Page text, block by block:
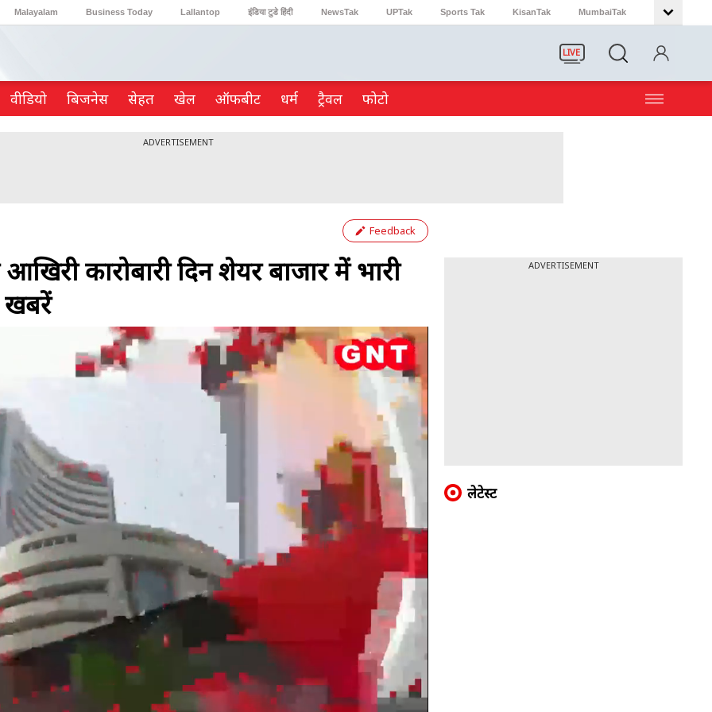
Malayalam Business Today Lallantop इंडिया टुडे हिंदी NewsTak UPTak Sports Tak KisanTak MumbaiTak
LIVE
वीडियो ब‍िजनेस सेहत खेल ऑफबीट धर्म ट्रैवल फोटो
ADVERTISEMENT
Feedback
कारोबारी दिन शेयर बाजार में भारी
खबरें
ADVERTISEMENT
लेटेस्ट